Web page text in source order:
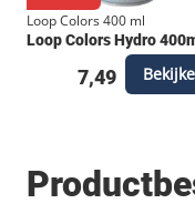
Loop Colors 400 ml
Loop Colors Hydro
7,49